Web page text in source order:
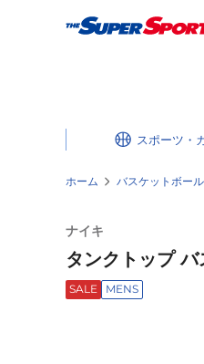
スポーツ・
ホーム バスケットボール
ナイキ
タンクトップ
SALE MENS